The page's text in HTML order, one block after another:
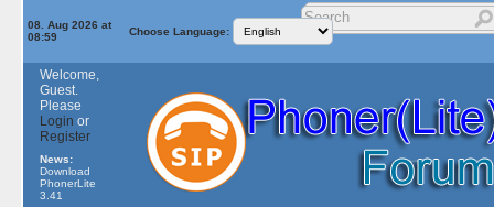
08. Aug 2026 at
08:59
Choose Language:
Welcome,
Guest.
Please
Login or
Register
News:
Download
PhonerLite
3.41